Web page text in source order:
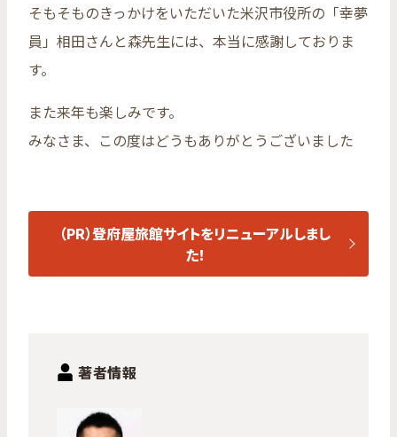
そもそものきっかけをいただいた米沢市役所の「幸夢
員」相田さんと森先生には、本当に感謝しておりま
す。
また来年も楽しみです。
みなさま、この度はどうもありがとうございました
（PR）登府屋旅館サイトをリニューアルしまし
た！
著者情報